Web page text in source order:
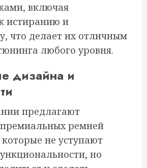
включая
истиранию и
что делает их отличным
любого уровня.
дизайна и
предлагают
премиальных ремней
которые не уступают
но